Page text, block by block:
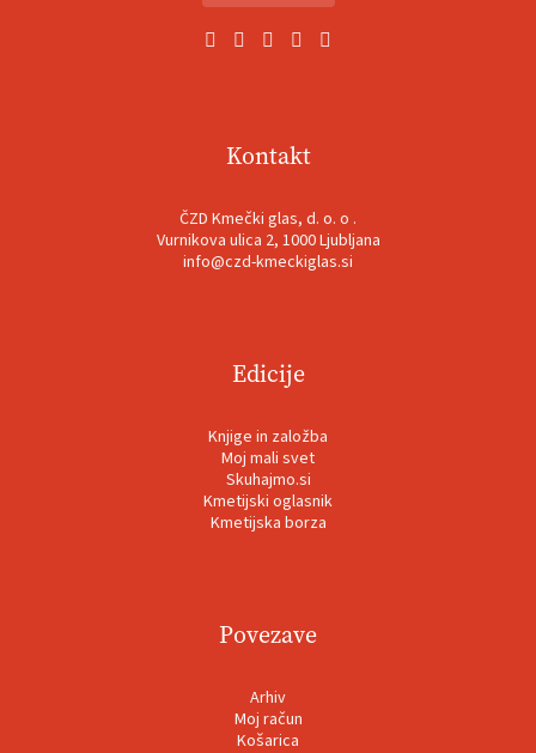
Kontakt
ČZD Kmečki glas, d. o. o .
Vurnikova ulica 2, 1000 Ljubljana
info@czd-kmeckiglas.si
Edicije
Knjige in založba
Moj mali svet
Skuhajmo.si
Kmetijski oglasnik
Kmetijska borza
Povezave
Arhiv
Moj račun
Košarica